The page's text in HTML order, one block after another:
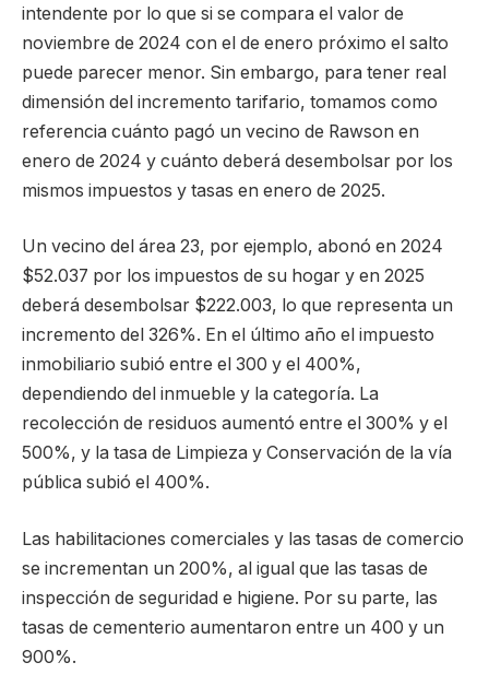
intendente por lo que si se compara el valor de
noviembre de 2024 con el de enero próximo el salto
puede parecer menor. Sin embargo, para tener real
dimensión del incremento tarifario, tomamos como
referencia cuánto pagó un vecino de Rawson en
enero de 2024 y cuánto deberá desembolsar por los
mismos impuestos y tasas en enero de 2025.
Un vecino del área 23, por ejemplo, abonó en 2024
$52.037 por los impuestos de su hogar y en 2025
deberá desembolsar $222.003, lo que representa un
incremento del 326%. En el último año el impuesto
inmobiliario subió entre el 300 y el 400%,
dependiendo del inmueble y la categoría. La
recolección de residuos aumentó entre el 300% y el
500%, y la tasa de Limpieza y Conservación de la vía
pública subió el 400%.
Las habilitaciones comerciales y las tasas de comercio
se incrementan un 200%, al igual que las tasas de
inspección de seguridad e higiene. Por su parte, las
tasas de cementerio aumentaron entre un 400 y un
900%.